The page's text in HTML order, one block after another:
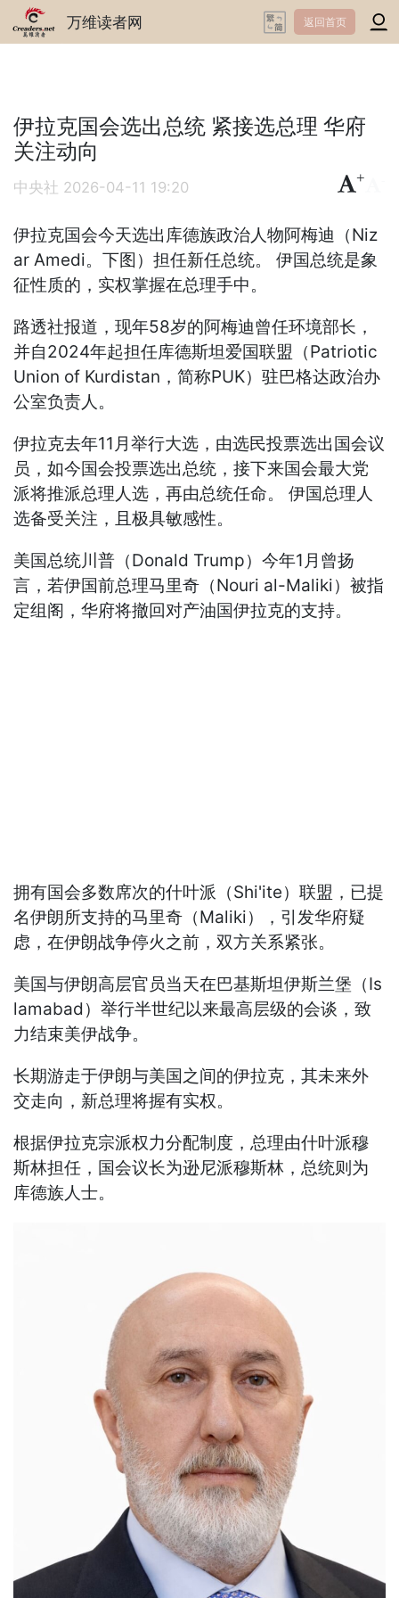
万维读者网 返回首页
伊拉克国会选出总统 紧接选总理 华府
关注动向
中央社 2026-04-11 19:20
+
伊拉克国会今天选出库德族政治人物阿梅迪（Niz
ar Amedi。下图）担任新任总统。 伊国总统是象
征性质的，实权掌握在总理手中。
路透社报道，现年58岁的阿梅迪曾任环境部长，
并自2024年起担任库德斯坦爱国联盟（Patriotic
Union of Kurdistan，简称PUK）驻巴格达政治办
公室负责人。
伊拉克去年11月举行大选，由选民投票选出国会议
员，如今国会投票选出总统，接下来国会最大党
派将推派总理人选，再由总统任命。 伊国总理人
选备受关注，且极具敏感性。
美国总统川普（Donald Trump）今年1月曾扬
言，若伊国前总理马里奇（Nouri al-Maliki）被指
定组阁，华府将撤回对产油国伊拉克的支持。
拥有国会多数席次的什叶派（Shi'ite）联盟，已提
名伊朗所支持的马里奇（Maliki），引发华府疑
虑，在伊朗战争停火之前，双方关系紧张。
美国与伊朗高层官员当天在巴基斯坦伊斯兰堡（Is
lamabad）举行半世纪以来最高层级的会谈，致
力结束美伊战争。
长期游走于伊朗与美国之间的伊拉克，其未来外
交走向，新总理将握有实权。
根据伊拉克宗派权力分配制度，总理由什叶派穆
斯林担任，国会议长为逊尼派穆斯林，总统则为
库德族人士。